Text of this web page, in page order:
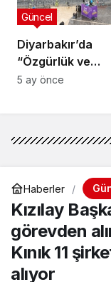
Diyarbakır’da
“Özgürlük ve
Demokrasi
Güncel
5 ay önce
Haberler
Kızılay
görevden
Kınık 11
alıyor